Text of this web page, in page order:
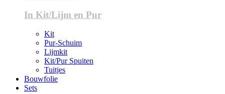
In Kit/Lijm en Pur
Kit
Pur-Schuim
Lijmkit
Kit/Pur Spuiten
Tuitjes
Bouwfolie
Sets